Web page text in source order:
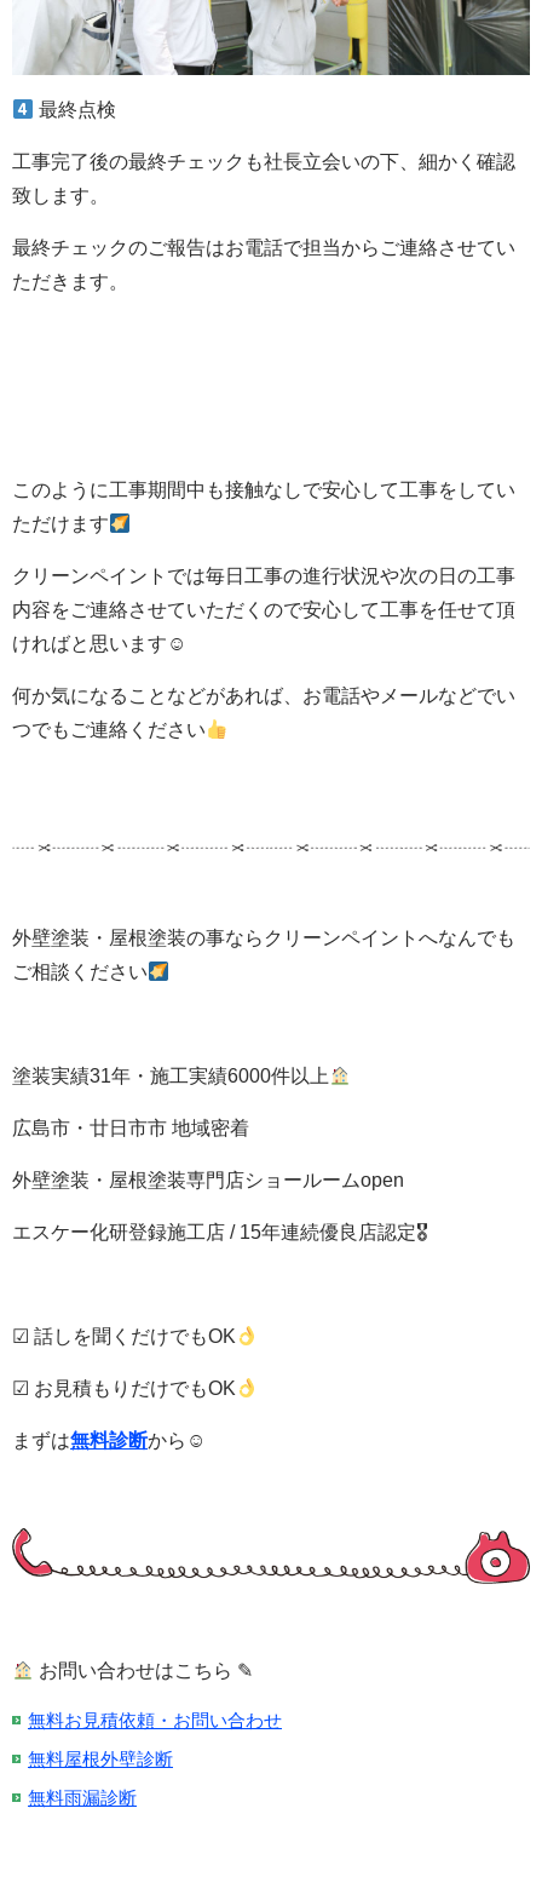
最終点検
工事完了後の最終チェックも社長立会いの下、細かく確認
致します。
最終チェックのご報告はお電話で担当からご連絡させてい
ただきます。
このように工事期間中も接触なしで安心して工事をしてい
ただけます
クリーンペイントでは毎日工事の進行状況や次の日の工事
内容をご連絡させていただくので安心して工事を任せて頂
ければと思います☺
何か気になることなどがあれば、お電話やメールなどでい
つでもご連絡ください
外壁塗装・屋根塗装の事ならクリーンペイントへなんでも
ご相談ください
塗装実績31年・施工実績6000件以上
広島市・廿日市市 地域密着
外壁塗装・屋根塗装専門店ショールームopen
エスケー化研登録施工店 / 15年連続優良店認定🎖
☑ 話しを聞くだけでもOK
☑ お見積もりだけでもOK
まずは無料診断から☺
お問い合わせはこちら ✎
無料お見積依頼・お問い合わせ
無料屋根外壁診断
無料雨漏診断